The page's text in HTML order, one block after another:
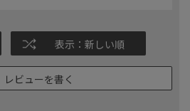
表示：新しい順
レビューを書く